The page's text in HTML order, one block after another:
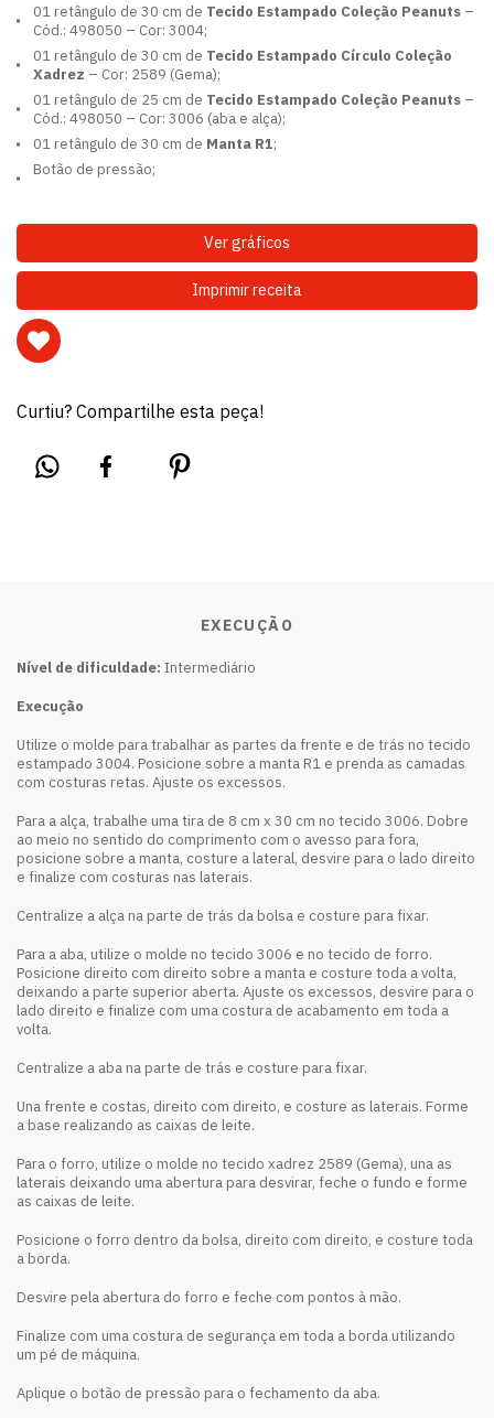
01 retângulo de 30 cm de Tecido Estampado Coleção Peanuts –
Cód.: 498050 – Cor: 3004;
01 retângulo de 30 cm de Tecido Estampado Círculo Coleção
Xadrez – Cor: 2589 (Gema);
01 retângulo de 25 cm de Tecido Estampado Coleção Peanuts –
Cód.: 498050 – Cor: 3006 (aba e alça);
01 retângulo de 30 cm de Manta R1;
Botão de pressão;
Ver gráficos
Imprimir receita
Curtiu? Compartilhe esta peça!
EXECUÇÃO
Nível de dificuldade: Intermediário
Execução
Utilize o molde para trabalhar as partes da frente e de trás no tecido
estampado 3004. Posicione sobre a manta R1 e prenda as camadas
com costuras retas. Ajuste os excessos.
Para a alça, trabalhe uma tira de 8 cm x 30 cm no tecido 3006. Dobre
ao meio no sentido do comprimento com o avesso para fora,
posicione sobre a manta, costure a lateral, desvire para o lado direito
e finalize com costuras nas laterais.
Centralize a alça na parte de trás da bolsa e costure para fixar.
Para a aba, utilize o molde no tecido 3006 e no tecido de forro.
Posicione direito com direito sobre a manta e costure toda a volta,
deixando a parte superior aberta. Ajuste os excessos, desvire para o
lado direito e finalize com uma costura de acabamento em toda a
volta.
Centralize a aba na parte de trás e costure para fixar.
Una frente e costas, direito com direito, e costure as laterais. Forme
a base realizando as caixas de leite.
Para o forro, utilize o molde no tecido xadrez 2589 (Gema), una as
laterais deixando uma abertura para desvirar, feche o fundo e forme
as caixas de leite.
Posicione o forro dentro da bolsa, direito com direito, e costure toda
a borda.
Desvire pela abertura do forro e feche com pontos à mão.
Finalize com uma costura de segurança em toda a borda utilizando
um pé de máquina.
Aplique o botão de pressão para o fechamento da aba.